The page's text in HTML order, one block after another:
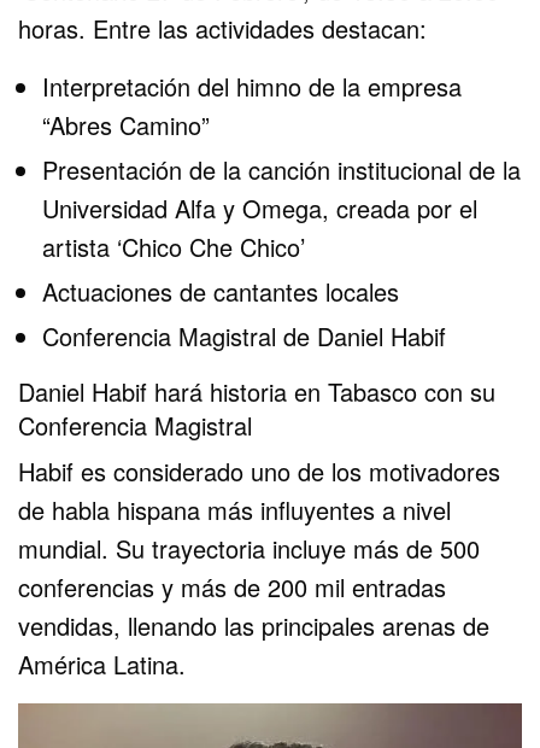
horas. Entre las actividades destacan:
Interpretación del himno de la empresa
“Abres Camino”
Presentación de la canción institucional de la
Universidad Alfa y Omega, creada por el
artista ‘Chico Che Chico’
Actuaciones de cantantes locales
Conferencia Magistral de Daniel Habif
Daniel Habif hará historia en Tabasco con su
Conferencia Magistral
Habif es considerado uno de los motivadores
de habla hispana más influyentes a nivel
mundial. Su trayectoria incluye más de 500
conferencias y más de 200 mil entradas
vendidas, llenando las principales arenas de
América Latina.